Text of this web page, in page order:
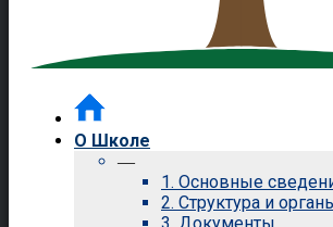
О Школе
—
1. Основные
2. Структура и